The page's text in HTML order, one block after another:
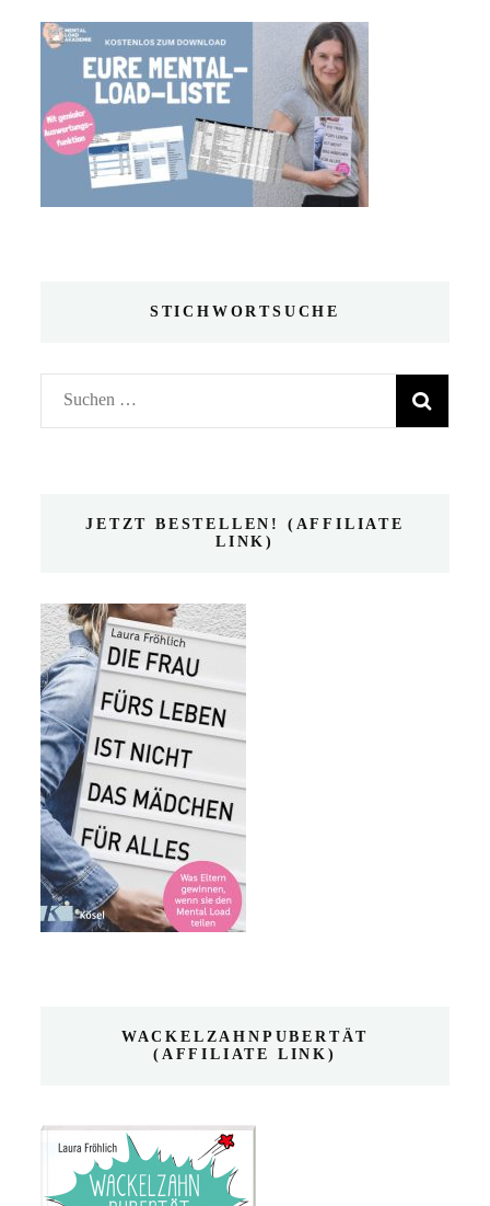
STICHWORTSUCHE
Suchen
nach:
JETZT BESTELLEN! (AFFILIATE
LINK)
WACKELZAHNPUBERTÄT
(AFFILIATE LINK)